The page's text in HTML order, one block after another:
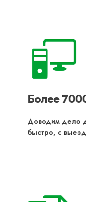
Более
Доводим дело
быстро, с